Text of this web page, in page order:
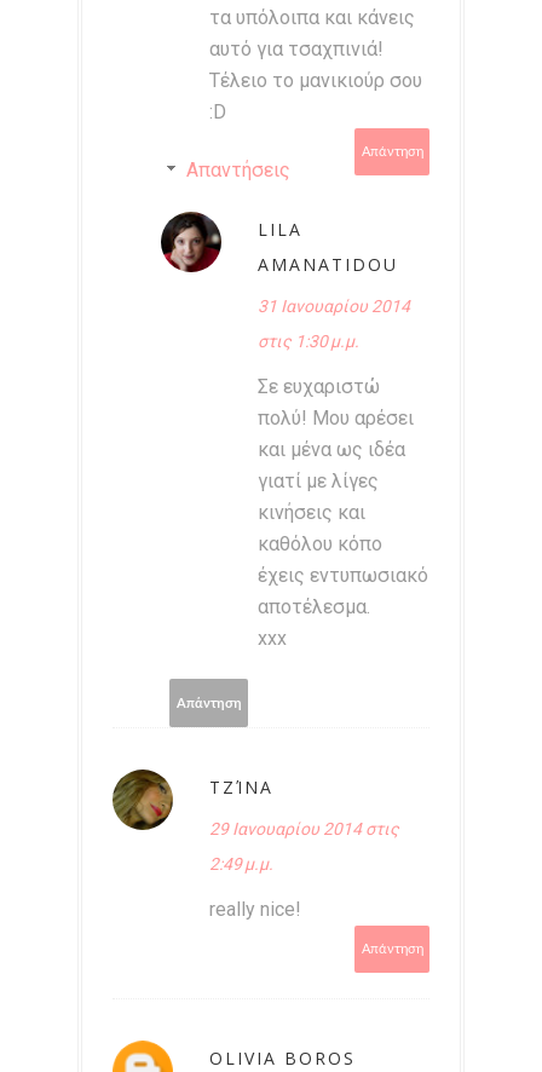
τα υπόλοιπα και κάνεις
αυτό για τσαχπινιά!
Τέλειο το μανικιούρ σου
:D
Απάντηση
Απαντήσεις
LILA
AMANATIDOU
31 Ιανουαρίου 2014
στις 1:30 μ.μ.
Σε ευχαριστώ
πολύ! Μου αρέσει
και μένα ως ιδέα
γιατί με λίγες
κινήσεις και
καθόλου κόπο
έχεις εντυπωσιακό
αποτέλεσμα.
xxx
Απάντηση
ΤΖΊΝΑ
29 Ιανουαρίου 2014 στις
2:49 μ.μ.
really nice!
Απάντηση
OLIVIA BOROS